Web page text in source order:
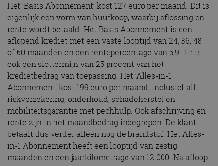
Het ‘Basis Abonnement’ kost 127 euro per maand. Dit is
eigenlijk een vorm van huurkoop, waarbij aflossing en
rente wordt betaald. Het Basis Abonnement is een
aflopend krediet met een vaste looptijd van 24, 36, 48
of 60 maanden en een rentepercentage van 5,9. Er is
ook een slottermijn van 25 procent van het
kredietbedrag van toepassing. Het ‘Alles-in-1
Abonnement’ kost 199 euro per maand, inclusief all-
riskverzekering, onderhoud, schadeherstel en
mobiliteitsgarantie met pechhulp. Ook afschrijving en
rente zijn in het maandbedrag inbegrepen. De klant
betaalt dus verder alleen nog de brandstof. Het Alles-
in-1 Abonnement heeft een looptijd van zestig
maanden en een jaarkilometrage van 12.000. Na afloop